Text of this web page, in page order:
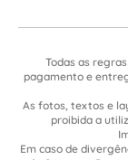
Todas as
pagamento e
As fotos, textos e
proibida a
Em caso de